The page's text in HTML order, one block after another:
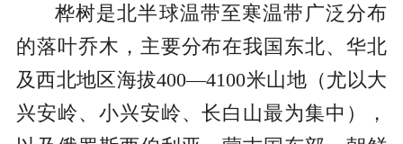
桦树是北半球温带至寒温带广泛分布
的落叶乔木，主要分布在我国东北、华北
及西北地区海拔400—4100米山地（尤以大
兴安岭、小兴安岭、长白山最为集中），